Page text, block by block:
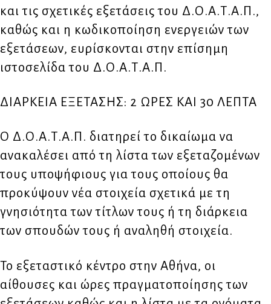
και τις σχετικές εξετάσεις του Δ.Ο.Α.Τ.Α.Π.,
καθώς και η κωδικοποίηση ενεργειών των
εξετάσεων, ευρίσκονται στην επίσημη
ιστοσελίδα του Δ.Ο.Α.Τ.Α.Π.
ΔΙΑΡΚΕΙΑ ΕΞΕΤΑΣΗΣ: 2 ΩΡΕΣ ΚΑΙ 30 ΛΕΠΤΑ
Ο Δ.Ο.Α.Τ.Α.Π. διατηρεί το δικαίωμα να
ανακαλέσει από τη λίστα των εξεταζομένων
τους υποψήφιους για τους οποίους θα
προκύψουν νέα στοιχεία σχετικά με τη
γνησιότητα των τίτλων τους ή τη διάρκεια
των σπουδών τους ή αναληθή στοιχεία.
Το εξεταστικό κέντρο στην Αθήνα, οι
αίθουσες και ώρες πραγματοποίησης των